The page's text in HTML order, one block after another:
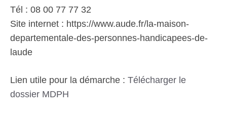
Tél : 08 00 77 77 32
Site internet : https://www.aude.fr/la-maison-
departementale-des-personnes-handicapees-de-
laude
Lien utile pour la démarche : Télécharger le
dossier MDPH